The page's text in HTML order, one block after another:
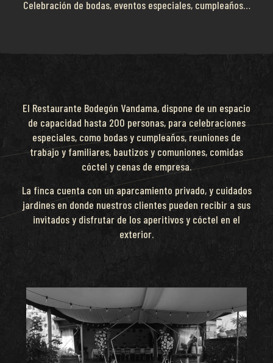
Celebración de bodas, eventos especiales, cumpleaños…
El Restaurante Bodegón Vandama, dispone de un espacio
de capacidad hasta 200 personas, para celebraciones
especiales, como bodas y cumpleaños, reuniones de
trabajo y familiares, bautizos y comuniones, comidas
cóctel y cenas de empresa.
La finca cuenta con un aparcamiento privado, y cuidados
jardines en donde nuestros clientes pueden recibir a sus
invitados y disfrutar de los aperitivos y cóctel en el
exterior.